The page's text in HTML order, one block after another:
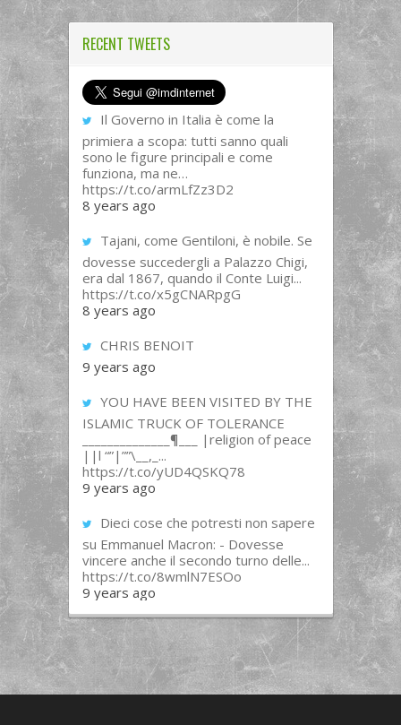
RECENT TWEETS
Il Governo in Italia è come la
primiera a scopa: tutti sanno quali
sono le figure principali e come
funziona, ma ne…
https://t.co/armLfZz3D2
8 years ago
Tajani, come Gentiloni, è nobile. Se
dovesse succedergli a Palazzo Chigi,
era dal 1867, quando il Conte Luigi...
https://t.co/x5gCNARpgG
8 years ago
CHRIS BENOIT
9 years ago
YOU HAVE BEEN VISITED BY THE
ISLAMIC TRUCK OF TOLERANCE
______________¶___ |religion of peace
||l “”|””\__,_...
https://t.co/yUD4QSKQ78
9 years ago
Dieci cose che potresti non sapere
su Emmanuel Macron: - Dovesse
vincere anche il secondo turno delle...
https://t.co/8wmlN7ESOo
9 years ago